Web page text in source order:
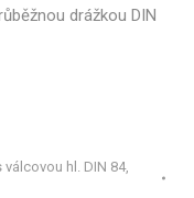
drážkou DIN
válcovou hl. DIN 84,